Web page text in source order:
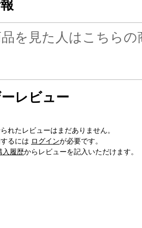
を見た人はこちら
レビュー
れたレビューはまだありません。
るには ログインが必要です。
入履歴からレビューを記入いただけます。